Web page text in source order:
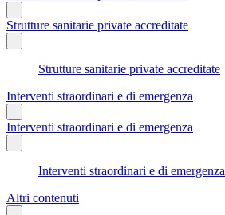
Strutture sanitarie private accreditate
Strutture sanitarie private accreditate
Interventi straordinari e di emergenza
Interventi straordinari e di emergenza
Interventi straordinari e di emergenza
Altri contenuti